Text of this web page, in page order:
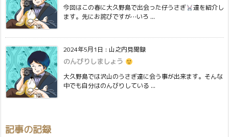
今回はこの春に大久野島で出会った仔うさぎ
達を紹介し
ます。先にお詫びですが…いろ ...
2024年5月1日 : 山之内見聞録
のんびりしましょう
大久野島では沢山のうさぎ達に会う事が出来ます。そんな
中でも自分はのんびりしている ...
記事の記録